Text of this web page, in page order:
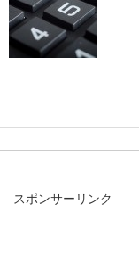
スポンサーリンク